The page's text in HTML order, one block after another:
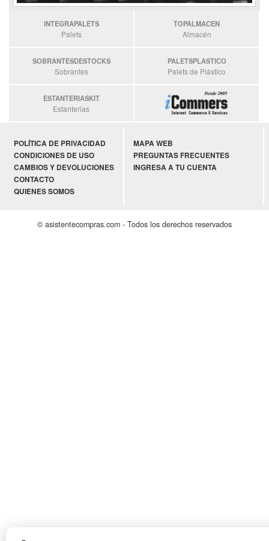
INTEGRAPALETS
Palets
TOPALMACEN
Almacén
SOBRANTESDESTOCKS
Sobrantes
PALETSPLASTICO
Palets de Plástico
ESTANTERIASKIT
Estanterias
POLÍTICA DE PRIVACIDAD
CONDICIONES DE USO
CAMBIOS Y DEVOLUCIONES
CONTACTO
QUIENES SOMOS
MAPA WEB
PREGUNTAS FRECUENTES
INGRESA A TU CUENTA
© asistentecompras.com - Todos los derechos reservados